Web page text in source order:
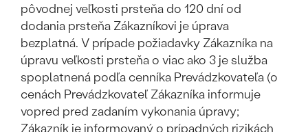
pôvodnej veľkosti prsteňa do 120 dní od
dodania prsteňa Zákazníkovi je úprava
bezplatná. V prípade požiadavky Zákazníka na
úpravu veľkosti prsteňa o viac ako 3 je služba
spoplatnená podľa cenníka Prevádzkovateľa (o
cenách Prevádzkovateľ Zákazníka informuje
vopred pred zadaním vykonania úpravy;
Zákazník je informovaný o prípadných rizikách